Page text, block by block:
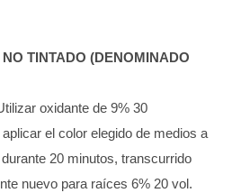
TINTADO (DENOMINADO
oxidante de 9% 30
el color elegido de medios a
20 minutos, transcurrido
nuevo para raíces 6% 20 vol.